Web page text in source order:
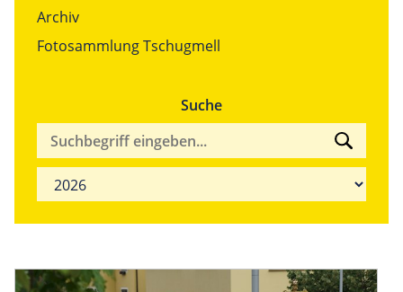
Archiv
Fotosammlung Tschugmell
Suche